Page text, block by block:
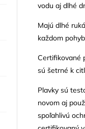
vodu aj dlhé
Majú dlhé
každom
Certifikované
sú šetrné k
Plavky sú
novom aj
spoľahlivú